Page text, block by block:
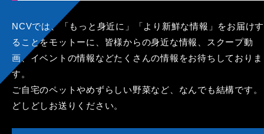
NCVでは、「もっと身近に」「より新鮮な情報」をお届けす
ることをモットーに、皆様からの身近な情報、スクープ動
画、イベントの情報などたくさんの情報をお待ちしておりま
す。
ご自宅のペットやめずらしい野菜など、なんでも結構です。
どしどしお送りください。